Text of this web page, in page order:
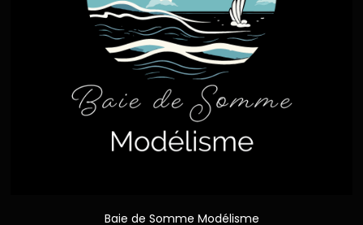
Baie de Somme Modélisme